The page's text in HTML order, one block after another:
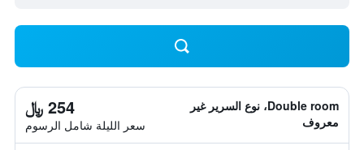
Double room، نوع السرير غير
معروف
254 ﷼
سعر الليلة شامل الرسوم